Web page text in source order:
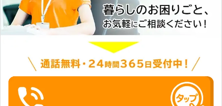
難しいかも……」というときにはぜひ
当店にご依頼くださいませ。